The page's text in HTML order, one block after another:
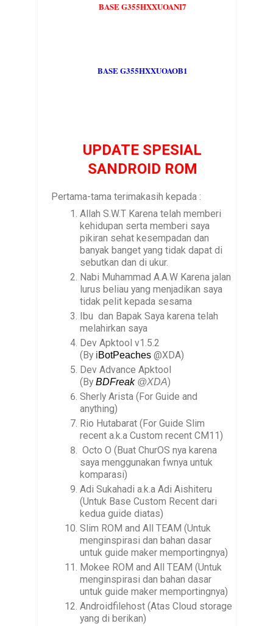
BASE G355HXXUOANI7
BASE G355HXXUOAOB1
UPDATE SPESIAL
SANDROID ROM
Pertama-tama terimakasih kepada :
Allah S.W.T Karena telah memberi
kehidupan serta memberi saya
pikiran sehat kesempadan dan
banyak banget yang tidak dapat di
sebutkan dan di ukur.
Nabi Muhammad A.A.W Karena jalan
lurus beliau yang menjadikan saya
tidak pelit kepada sesama
Ibu dan Bapak Saya karena telah
melahirkan saya
Dev Apktool v1.5.2
(By iBotPeaches @XDA)
Dev Advance Apktool
(ByBDFreak @XDA)
Sherly Arista (For Guide and
anything)
Rio Hutabarat (For Guide Slim
recent a.k.a Custom recent CM11)
Octo O (Buat ChurOS nya karena
saya menggunakan fwnya untuk
komparasi)
Adi Sukahadi a.k.a Adi Aishiteru
(Untuk Base Custom Recent dari
kedua guide diatas)
Slim ROM and All TEAM (Untuk
menginspirasi dan bahan dasar
untuk guide maker memportingnya)
Mokee ROM and All TEAM (Untuk
menginspirasi dan bahan dasar
untuk guide maker memportingnya)
Androidfilehost (Atas Cloud storage
yang di berikan)